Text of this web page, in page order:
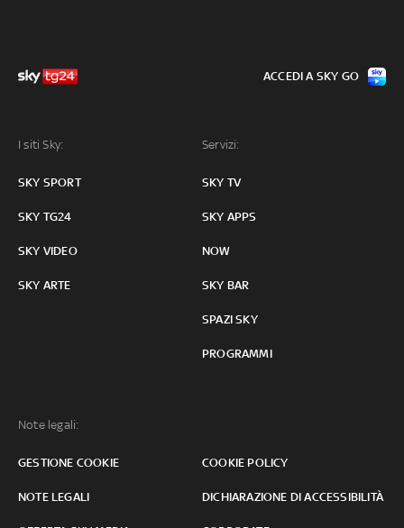
I siti Sky:
SKY SPORT
SKY TG24
SKY VIDEO
SKY ARTE
Servizi:
SKY TV
SKY APPS
NOW
SKY BAR
SPAZI SKY
PROGRAMMI
Note legali:
GESTIONE COOKIE COOKIE POLICY
NOTE LEGALI DICHIARAZIONE DI ACCESSIBILITÀ
ACCEDI A SKY GO